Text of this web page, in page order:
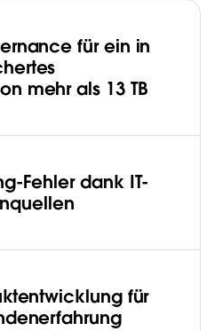
für ein in
mehr als 13 TB
Fehler dank IT-
für